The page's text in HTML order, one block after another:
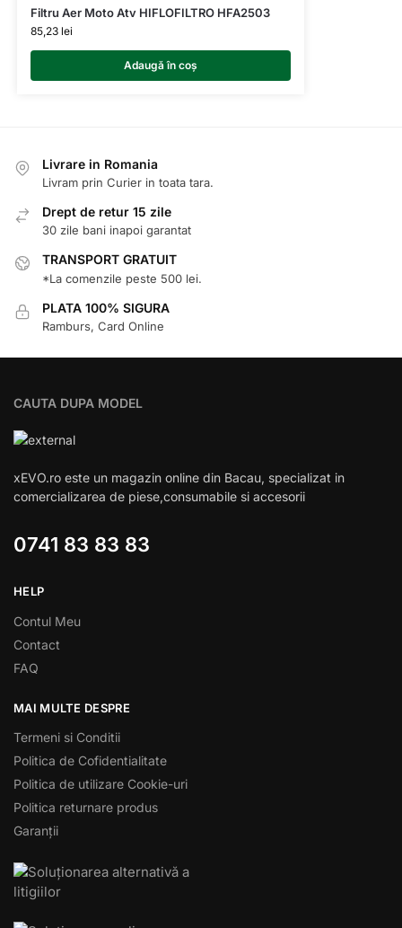
Filtru Aer Moto Atv HIFLOFILTRO HFA2503
85,23 lei
Adaugă în coș
Livrare in Romania
Livram prin Curier in toata tara.
Drept de retur 15 zile
30 zile bani inapoi garantat
TRANSPORT GRATUIT
*La comenzile peste 500 lei.
PLATA 100% SIGURA
Ramburs, Card Online
CAUTA DUPA MODEL
xEVO.ro este un magazin online din Bacau, specializat in
comercializarea de piese,consumabile si accesorii
0741 83 83 83
HELP
Contul Meu
Contact
FAQ
MAI MULTE DESPRE
Termeni si Conditii
Politica de Cofidentialitate
Politica de utilizare Cookie-uri
Politica returnare produs
Garanții